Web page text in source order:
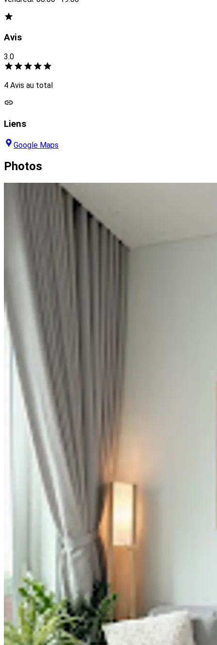
Avis
3.0
4 Avis au total
Liens
Google Maps
Photos